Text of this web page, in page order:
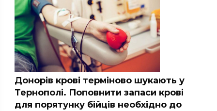
Донорів крові терміново шукають у
Тернополі. Поповнити запаси крові
для порятунку бійців необхідно до